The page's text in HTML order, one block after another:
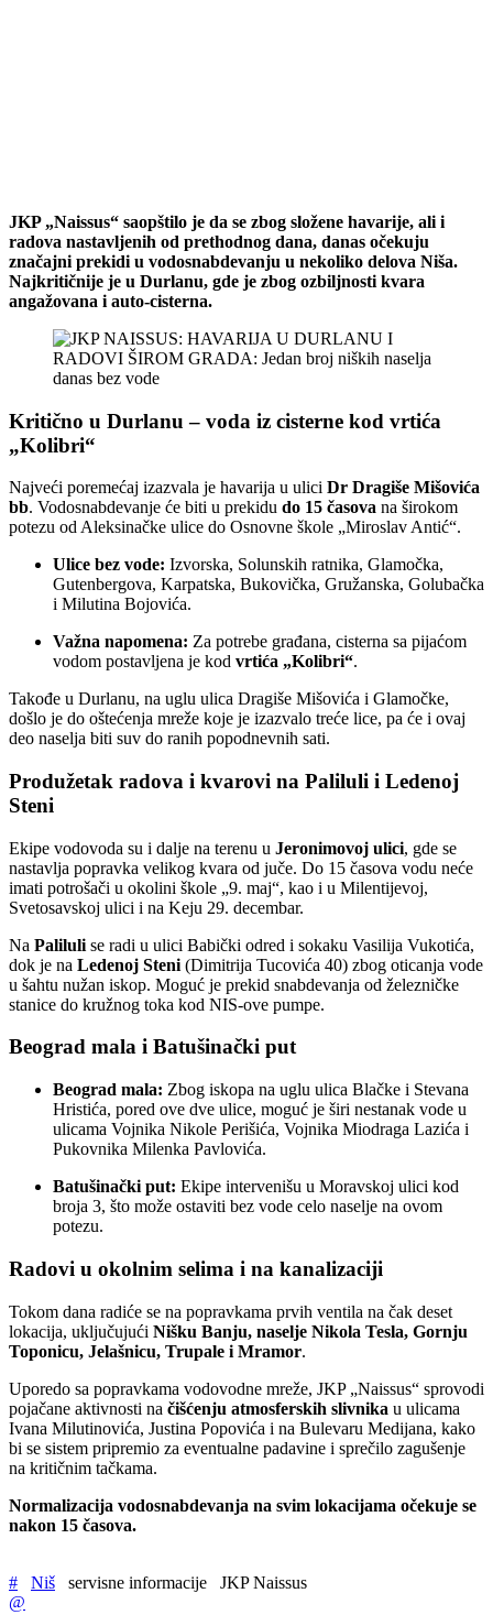
JKP „Naissus“ saopštilo je da se zbog složene havarije, ali i
radova nastavljenih od prethodnog dana, danas očekuju
značajni prekidi u vodosnabdevanju u nekoliko delova Niša.
Najkritičnije je u Durlanu, gde je zbog ozbiljnosti kvara
angažovana i auto-cisterna.
Kritično u Durlanu – voda iz cisterne kod vrtića
„Kolibri“
Najveći poremećaj izazvala je havarija u ulici Dr Dragiše Mišovića
bb. Vodosnabdevanje će biti u prekidu do 15 časova na širokom
potezu od Aleksinačke ulice do Osnovne škole „Miroslav Antić“.
Ulice bez vode: Izvorska, Solunskih ratnika, Glamočka,
Gutenbergova, Karpatska, Bukovička, Gružanska, Golubačka
i Milutina Bojovića.
Važna napomena: Za potrebe građana, cisterna sa pijaćom
vodom postavljena je kod vrtića „Kolibri“.
Takođe u Durlanu, na uglu ulica Dragiše Mišovića i Glamočke,
došlo je do oštećenja mreže koje je izazvalo treće lice, pa će i ovaj
deo naselja biti suv do ranih popodnevnih sati.
Produžetak radova i kvarovi na Paliluli i Ledenoj
Steni
Ekipe vodovoda su i dalje na terenu u Jeronimovoj ulici, gde se
nastavlja popravka velikog kvara od juče. Do 15 časova vodu neće
imati potrošači u okolini škole „9. maj“, kao i u Milentijevoj,
Svetosavskoj ulici i na Keju 29. decembar.
Na Paliluli se radi u ulici Babički odred i sokaku Vasilija Vukotića,
dok je na Ledenoj Steni (Dimitrija Tucovića 40) zbog oticanja vode
u šahtu nužan iskop. Moguć je prekid snabdevanja od železničke
stanice do kružnog toka kod NIS-ove pumpe.
Beograd mala i Batušinački put
Beograd mala: Zbog iskopa na uglu ulica Blačke i Stevana
Hristića, pored ove dve ulice, moguć je širi nestanak vode u
ulicama Vojnika Nikole Perišića, Vojnika Miodraga Lazića i
Pukovnika Milenka Pavlovića.
Batušinački put: Ekipe intervenišu u Moravskoj ulici kod
broja 3, što može ostaviti bez vode celo naselje na ovom
potezu.
Radovi u okolnim selima i na kanalizaciji
Tokom dana radiće se na popravkama prvih ventila na čak deset
lokacija, uključujući Nišku Banju, naselje Nikola Tesla, Gornju
Toponicu, Jelašnicu, Trupale i Mramor.
Uporedo sa popravkama vodovodne mreže, JKP „Naissus“ sprovodi
pojačane aktivnosti na čišćenju atmosferskih slivnika u ulicama
Ivana Milutinovića, Justina Popovića i na Bulevaru Medijana, kako
bi se sistem pripremio za eventualne padavine i sprečilo zagušenje
na kritičnim tačkama.
Normalizacija vodosnabdevanja na svim lokacijama očekuje se
nakon 15 časova.
# Niš servisne informacije
JKP Naissus
@